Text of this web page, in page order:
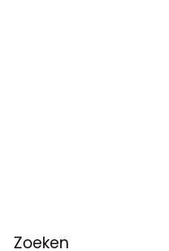
Zoeken